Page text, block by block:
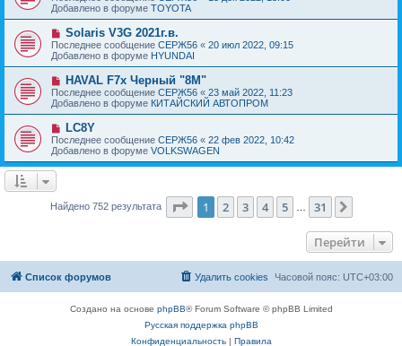
н
и
е
о
б
щ
е
н
и
е
в
о
е
с
о
о
б
щ
е
н
и
е
Добавлено в форуме TOYOTA
Н
о
в
о
е
с
о
о
б
е
н
и
е
Solaris V3G 2021г.в.
Последнее сообщение СЕРЖ56 « 20 июл 2022, 09:15
Добавлено в форуме HYUNDAI
Н
о
в
о
е
с
о
о
б
и
HAVAL F7x Черный "8M"
Последнее сообщение СЕРЖ56 « 23 май 2022, 11:23
Добавлено в форуме КИТАЙСКИЙ АВТОПРОМ
Н
о
в
о
е
о
б
LC8Y
Последнее сообщение СЕРЖ56 « 22 фев 2022, 10:42
Добавлено в форуме VOLKSWAGEN
Найдено 752 результата Страница из 31
1 2 3 4 5 31
Перейти
Список форумов Часовой пояс: UTC+03:00
Удалить cookies
Создано на основе phpBB® Forum Software © phpBB Limited
Русская поддержка phpBB
Конфиденциальность| Правила